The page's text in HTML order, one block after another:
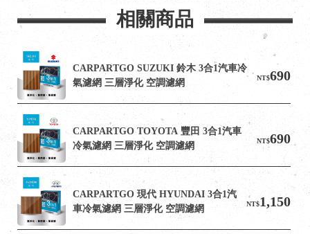
相關商品
NT$690
CARPARTGO SUZUKI 鈴木 3合1汽車冷
氣濾網 三層淨化 空調濾網
NT$690
CARPARTGO TOYOTA 豐田 3合1汽車
冷氣濾網 三層淨化 空調濾網
NT$1,150
CARPARTGO 現代 HYUNDAI 3合1汽
車冷氣濾網 三層淨化 空調濾網